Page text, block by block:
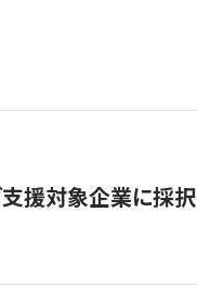
支援対象企業に採択